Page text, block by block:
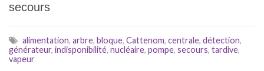
secours
alimentation, arbre, bloque, Cattenom, centrale, détection,
générateur, indisponibilité, nucléaire, pompe, secours, tardive,
vapeur